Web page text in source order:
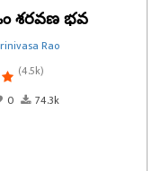
శరవణ భవ
Rao
(4.5k)
0 74.3k